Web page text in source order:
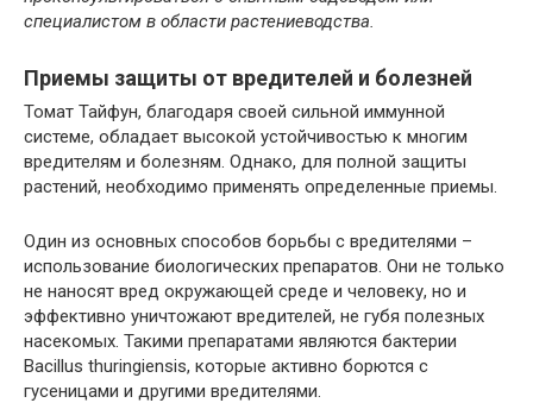
специалистом в области растениеводства.
Приемы защиты от вредителей и болезней
Томат Тайфун, благодаря своей сильной иммунной
системе, обладает высокой устойчивостью к многим
вредителям и болезням. Однако, для полной защиты
растений, необходимо применять определенные приемы.
Один из основных способов борьбы с вредителями –
использование биологических препаратов. Они не только
не наносят вред окружающей среде и человеку, но и
эффективно уничтожают вредителей, не губя полезных
насекомых. Такими препаратами являются бактерии
Bacillus thuringiensis, которые активно борются с
гусеницами и другими вредителями.